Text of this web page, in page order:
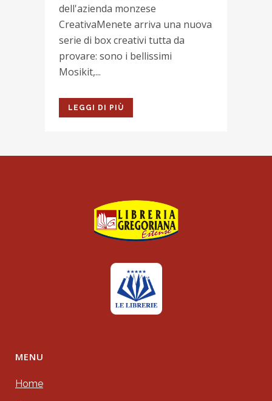
dell'azienda monzese
CreativaMenete arriva una nuova
serie di box creativi tutta da
provare: sono i bellissimi
Mosikit,...
LEGGI DI PIÙ
MENU
Home